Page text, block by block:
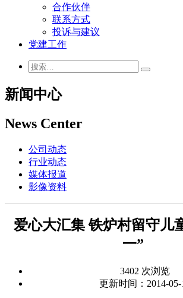
合作伙伴
联系方式
投诉与建议
党建工作
新闻中心
News Center
公司动态
行业动态
媒体报道
影像资料
爱心大汇集 铁炉村留守儿
一”
3402 次浏览
更新时间：2014-05-